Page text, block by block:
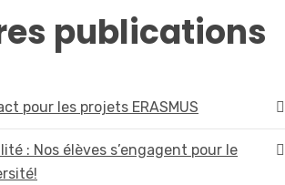
publications
pour les projets ERASMUS
: Nos élèves s’engagent pour le